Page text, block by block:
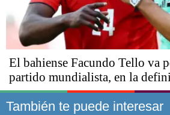
El bahiense Facundo Tello va
partido mundialista, en la
También te puede interesar